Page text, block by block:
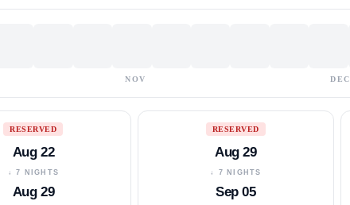
NOV DEC
RESERVED
Aug 22
↓ 7 NIGHTS
Aug 29
RESERVED
Aug 29
↓ 7 NIGHTS
Sep 05